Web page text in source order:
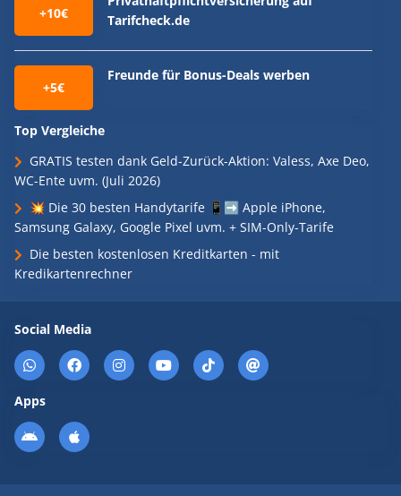
+10€
Tarifcheck.de
+5€
Freunde für Bonus-Deals werben
Top Vergleiche
GRATIS testen dank Geld-Zurück-Aktion: Valess, Axe Deo,
WC-Ente uvm. (Juli 2026)
💥 Die 30 besten Handytarife 📱➡️ Apple iPhone,
Samsung Galaxy, Google Pixel uvm. + SIM-Only-Tarife
Die besten kostenlosen Kreditkarten - mit
Kredikartenrechner
Social Media
Apps